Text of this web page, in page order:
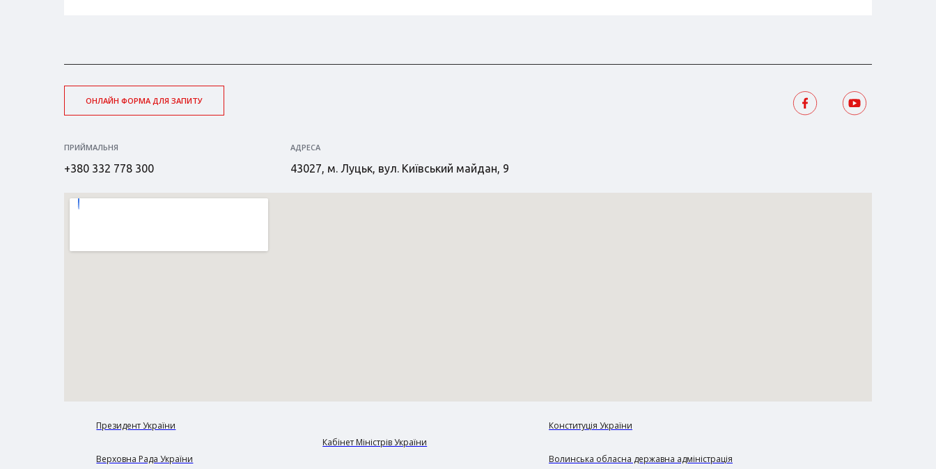
ОНЛАЙН ФОРМА ДЛЯ ЗАПИТУ
ПРИЙМАЛЬНЯ
+380 332 778 300
АДРЕСА
43027, м. Луцьк, вул. Київський майдан, 9
Президент України
Верховна Рада України
Кабінет Міністрів України
Конституція України
Волинська обласна державна адміністрація